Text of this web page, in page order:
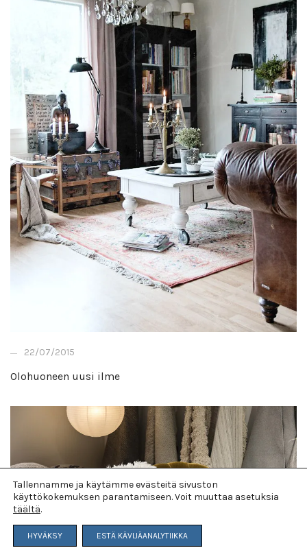
22/07/2015
Olohuoneen uusi ilme
Tallennamme ja käytämme evästeitä sivuston
käyttökokemuksen parantamiseen. Voit muuttaa asetuksia
täältä.
HYVÄKSY ESTÄ KÄVIJÄANALYTIIKKA